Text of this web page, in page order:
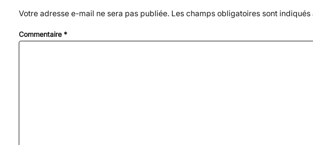
Votre adresse e-mail ne sera pas publiée. Les champs obligatoires sont indiqués
Commentaire *